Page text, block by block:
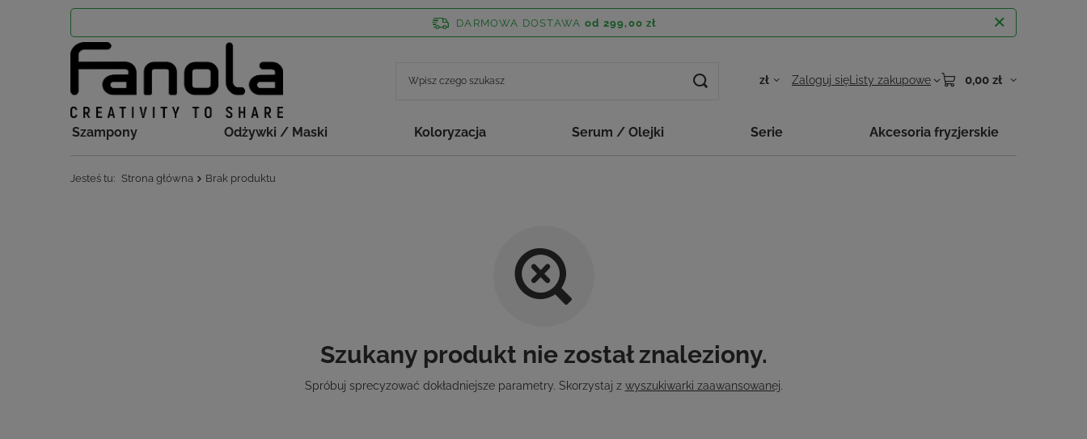
DARMOWA DOSTAWA od 299,00 zł
zł Zaloguj się Listy zakupowe 0,00 zł
Szampony Odżywki / Maski Koloryzacja Serum / Olejki Serie Akcesoria fryzjerskie
Jesteś tu: Strona główna Brak produktu
Szukany produkt nie został znaleziony.
Spróbuj sprecyzować dokładniejsze parametry. Skorzystaj z wyszukiwarki zaawansowanej.